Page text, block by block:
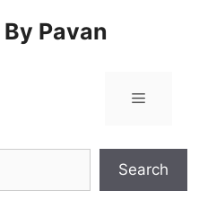
Pavan
Menu
Search